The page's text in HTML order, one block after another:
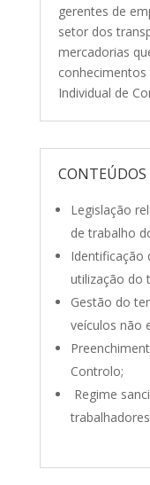
gerentes de
setor dos
mercadorias
Individual de
CONTEÚDOS
Legislação
de trabalho
Identificação
utilização do
Gestão do
veículos não
Controlo;
Regime